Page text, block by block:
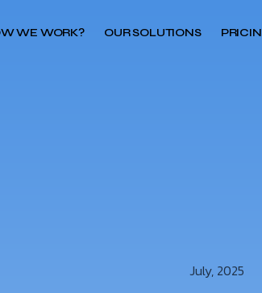
WE WORK? OUR SOLUTIONS
July, 2025